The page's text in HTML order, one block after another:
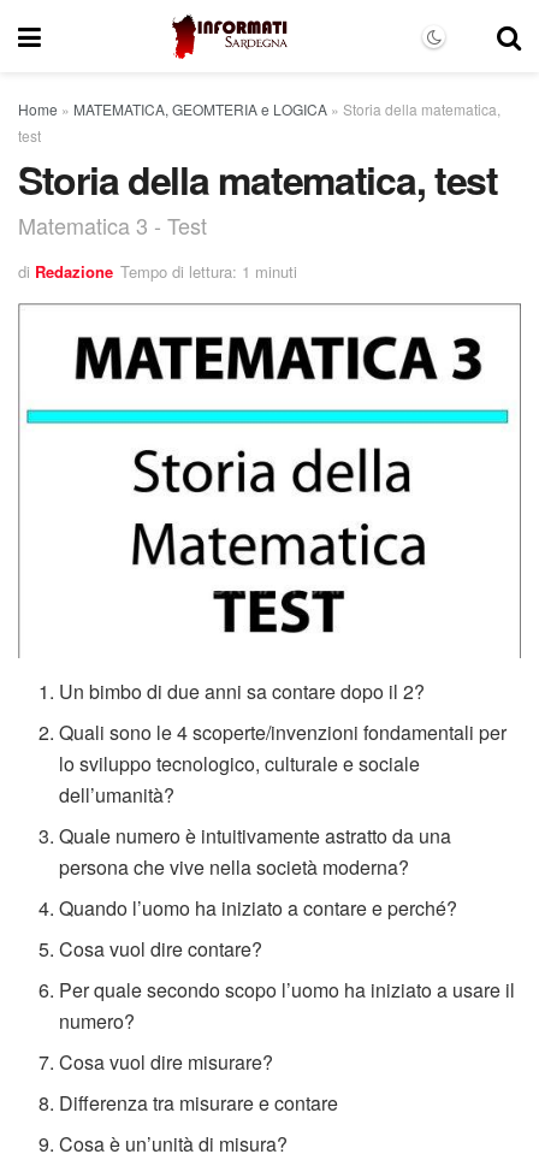
Home » MATEMATICA, GEOMTERIA e LOGICA » Storia della matematica,
test
Storia della matematica, test
Matematica 3 - Test
di Redazione Tempo di lettura: 1 minuti
Un bimbo di due anni sa contare dopo il 2?
Quali sono le 4 scoperte/invenzioni fondamentali per
lo sviluppo tecnologico, culturale e sociale
dell’umanità?
Quale numero è intuitivamente astratto da una
persona che vive nella società moderna?
Quando l’uomo ha iniziato a contare e perché?
Cosa vuol dire contare?
Per quale secondo scopo l’uomo ha iniziato a usare il
numero?
Cosa vuol dire misurare?
Differenza tra misurare e contare
Cosa è un’unità di misura?